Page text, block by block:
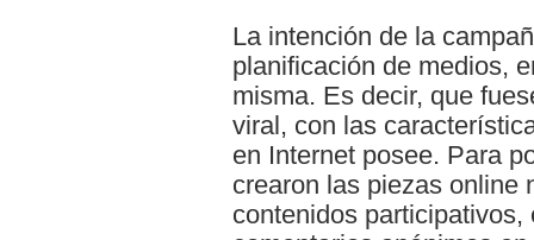
La intención de la
planificación de medios,
misma. Es decir, que
viral, con las
en Internet posee. Para
crearon las piezas online
contenidos